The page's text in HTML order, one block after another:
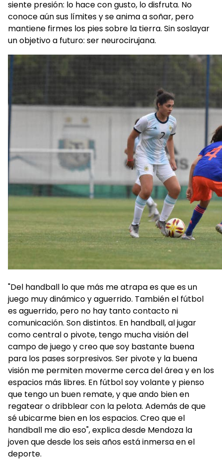
siente presión: lo hace con gusto, lo disfruta. No
conoce aún sus límites y se anima a soñar, pero
mantiene firmes los pies sobre la tierra. Sin soslayar
un objetivo a futuro: ser neurocirujana.
"Del handball lo que más me atrapa es que es un
juego muy dinámico y aguerrido. También el fútbol
es aguerrido, pero no hay tanto contacto ni
comunicación. Son distintos. En handball, al jugar
como central o pivote, tengo mucha visión del
campo de juego y creo que soy bastante buena
para los pases sorpresivos. Ser pivote y la buena
visión me permiten moverme cerca del área y en los
espacios más libres. En fútbol soy volante y pienso
que tengo un buen remate, y que ando bien en
regatear o dribblear con la pelota. Además de que
sé ubicarme bien en los espacios. Creo que el
handball me dio eso", explica desde Mendoza la
joven que desde los seis años está inmersa en el
deporte.